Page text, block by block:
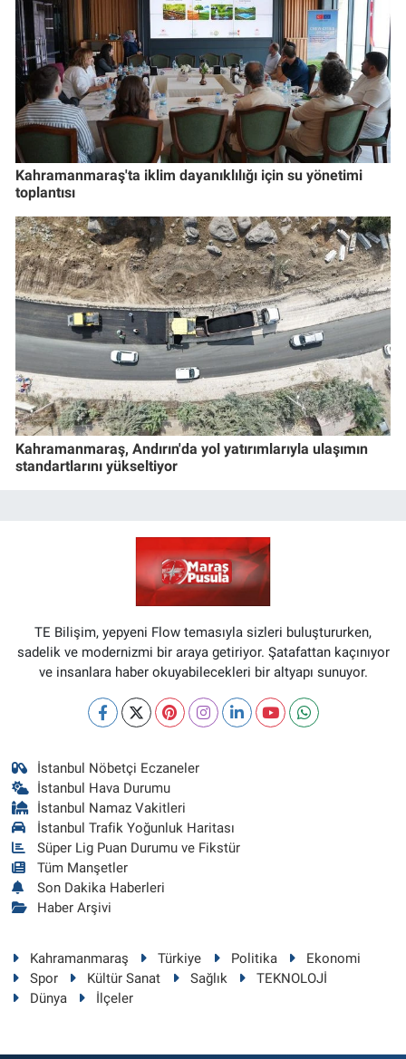
Kahramanmaraş'ta iklim dayanıklılığı için su yönetimi
toplantısı
Kahramanmaraş, Andırın'da yol yatırımlarıyla ulaşımın
standartlarını yükseltiyor
TE Bilişim, yepyeni Flow temasıyla sizleri buluştururken,
sadelik ve modernizmi bir araya getiriyor. Şatafattan kaçınıyor
ve insanlara haber okuyabilecekleri bir altyapı sunuyor.
İstanbul Nöbetçi Eczaneler
İstanbul Hava Durumu
İstanbul Namaz Vakitleri
İstanbul Trafik Yoğunluk Haritası
Süper Lig Puan Durumu ve Fikstür
Tüm Manşetler
Son Dakika Haberleri
Haber Arşivi
Kahramanmaraş Türkiye Politika
Ekonomi
Spor
Kültür Sanat Sağlık
TEKNOLOJİ
Dünya
İlçeler